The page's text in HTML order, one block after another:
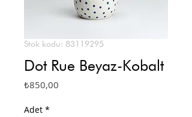
Stok kodu: 83119295
Dot Rue Beyaz-Kobalt
₺850,00
Adet *